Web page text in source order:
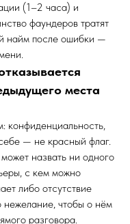
(1–2 часа) и
фаундеров тратят
найм после ошибки —
места
конфиденциальность,
— не красный флаг.
назвать ни одного
с кем можно
либо отсутствие
чтобы о нём
разговора.